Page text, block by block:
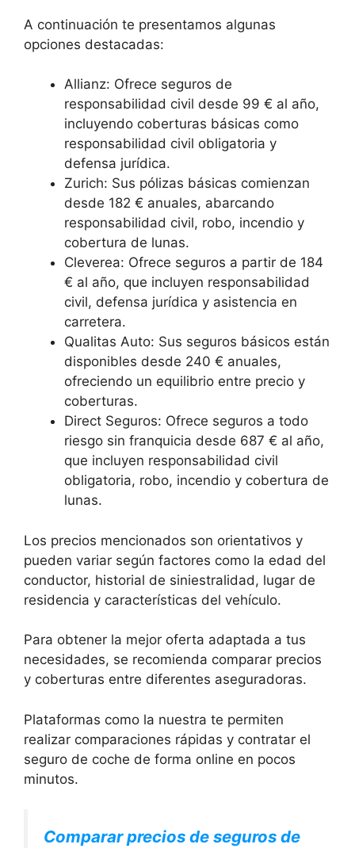
A continuación te presentamos algunas
opciones destacadas:
Allianz: Ofrece seguros de
responsabilidad civil desde 99 € al año,
incluyendo coberturas básicas como
responsabilidad civil obligatoria y
defensa jurídica.
Zurich: Sus pólizas básicas comienzan
desde 182 € anuales, abarcando
responsabilidad civil, robo, incendio y
cobertura de lunas.
Cleverea: Ofrece seguros a partir de 184
€ al año, que incluyen responsabilidad
civil, defensa jurídica y asistencia en
carretera.
Qualitas Auto: Sus seguros básicos están
disponibles desde 240 € anuales,
ofreciendo un equilibrio entre precio y
coberturas.
Direct Seguros: Ofrece seguros a todo
riesgo sin franquicia desde 687 € al año,
que incluyen responsabilidad civil
obligatoria, robo, incendio y cobertura de
lunas.
Los precios mencionados son orientativos y
pueden variar según factores como la edad del
conductor, historial de siniestralidad, lugar de
residencia y características del vehículo.
Para obtener la mejor oferta adaptada a tus
necesidades, se recomienda comparar precios
y coberturas entre diferentes aseguradoras.
Plataformas como la nuestra te permiten
realizar comparaciones rápidas y contratar el
seguro de coche de forma online en pocos
minutos.
Comparar precios de seguros de